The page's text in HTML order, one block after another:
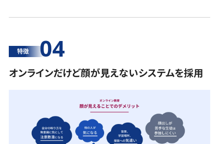
特徴 04
オンラインだけど顔が見えないシステムを採用